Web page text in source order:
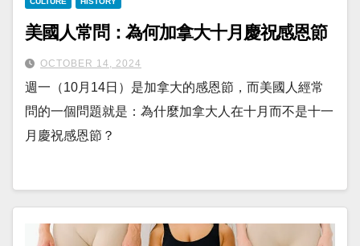
美國人常問：為何加拿大十月慶祝感恩節
OCTOBER 14, 2024
週一（10月14日）是加拿大的感恩節，而美國人經常
問的一個問題就是：為什麼加拿大人在十月而不是十一
月慶祝感恩節？